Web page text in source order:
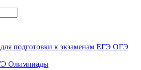
подготовки к экзаменам ЕГЭ ОГЭ
Олимпиады